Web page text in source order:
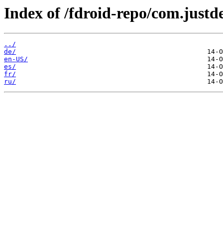
Index of /fdroid-repo/
../
de/
en-US/
es/
fr/
ru/